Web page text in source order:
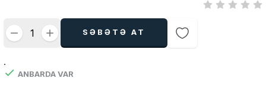
SƏBƏTƏ AT
.
ANBARDA VAR